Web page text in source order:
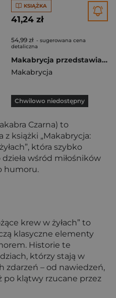
KSIĄŻKA
41,24 zł
54,99 zł - sugerowana cena
detaliczna
Makabrycja przedstawia historie mrożące krew w żyłach - książka z autografem
Makabrycja
Chwilowo niedostępny
Czarna) to
książki „Makabrycja:
która szybko
wśród miłośników
humoru.
krew w żyłach” to
klasyczne elementy
Historie te
którzy stają w
zdarzeń – od nawiedzeń,
po klątwy rzucane przez